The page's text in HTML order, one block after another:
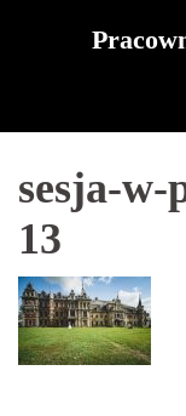
sesja-
13